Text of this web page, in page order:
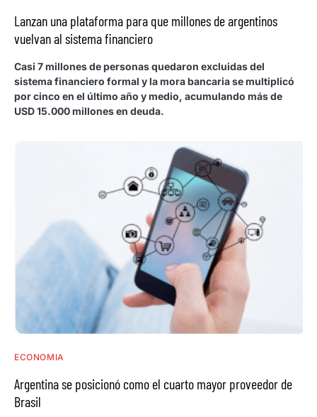
Lanzan una plataforma para que millones de argentinos
vuelvan al sistema financiero
Casi 7 millones de personas quedaron excluidas del
sistema financiero formal y la mora bancaria se multiplicó
por cinco en el último año y medio, acumulando más de
USD 15.000 millones en deuda.
ECONOMIA
Argentina se posicionó como el cuarto mayor proveedor de
Brasil